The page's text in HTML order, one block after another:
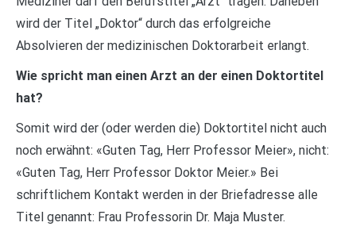
wird der Titel „Doktor“ durch das erfolgreiche
Absolvieren der medizinischen Doktorarbeit erlangt.
Wie spricht man einen Arzt an der einen Doktortitel
hat?
Somit wird der (oder werden die) Doktortitel nicht auch
noch erwähnt: «Guten Tag, Herr Professor Meier», nicht:
«Guten Tag, Herr Professor Doktor Meier.» Bei
schriftlichem Kontakt werden in der Briefadresse alle
Titel genannt: Frau Professorin Dr. Maja Muster.